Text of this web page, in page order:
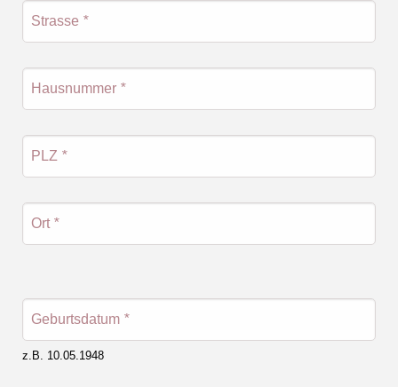
Strasse *
Hausnummer *
PLZ *
Ort *
Geburtsdatum *
z.B. 10.05.1948